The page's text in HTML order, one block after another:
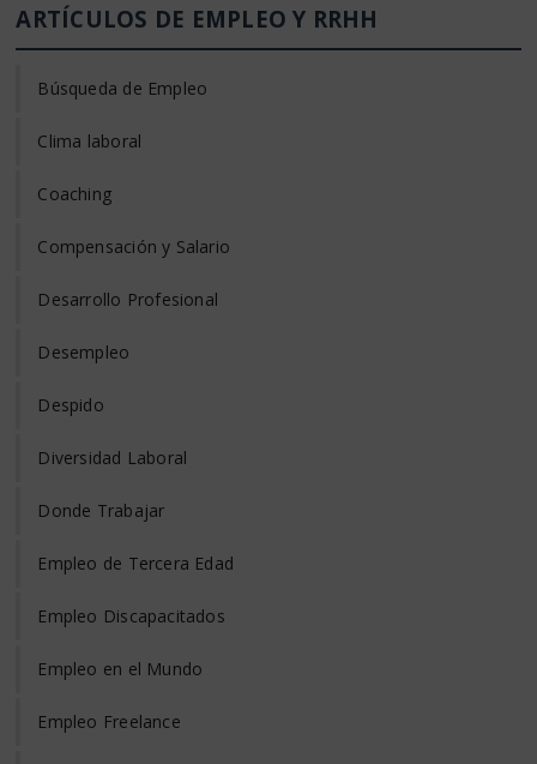
ARTÍCULOS DE EMPLEO Y RRHH
Búsqueda de Empleo
Clima laboral
Coaching
Compensación y Salario
Desarrollo Profesional
Desempleo
Despido
Diversidad Laboral
Donde Trabajar
Empleo de Tercera Edad
Empleo Discapacitados
Empleo en el Mundo
Empleo Freelance